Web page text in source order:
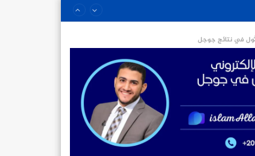
في نتائج جوجل